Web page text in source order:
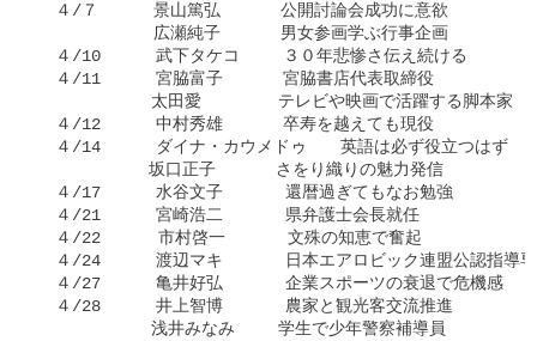
  ４/７    　景山篤弘　　 　公開討論会成功に意欲
       　　　広瀬純子　 　　男女参画学ぶ行事企画
  ４/10    　武下タケコ　 　３０年悲惨さ伝え続ける
  ４/11    　宮脇富子　 　　宮脇書店代表取締役
     　　　　太田愛　 　　　テレビや映画で活躍する脚本家
  ４/12    　中村秀雄　 　　卒寿を越えても現役
  ４/14    　ダイナ・カウメドゥ　　英語は必ず役立つはず
   　　　　　坂口正子 　　　さをり織りの魅力発信
  ４/17　    水谷文子   　　還暦過ぎてもなお勉強
  ４/21    　宮崎浩二　   　県弁護士会長就任
  ４/22      市村啓一　   　文殊の知恵で奮起
４/24    　渡辺マキ   　　日本エアロビック連盟公認指導
  ４/27    　亀井好弘　   　企業スポーツの衰退で危機感
  ４/28    　井上智博　   　農家と観光客交流推進
     　　　　浅井みなみ　 　学生で少年警察補導員